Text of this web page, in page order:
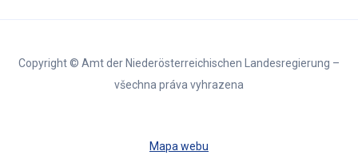
Copyright © Amt der Niederösterreichischen Landesregierung –
všechna práva vyhrazena
Mapa webu